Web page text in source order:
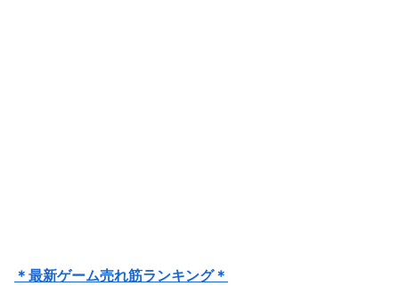
＊最新ゲーム売れ筋ランキング＊